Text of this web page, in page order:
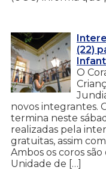
(22)
O
novos integrantes.
termina neste
realizadas pela
gratuitas, assim
Ambos os coros
Unidade de […]